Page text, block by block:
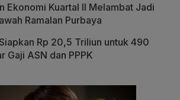
Ekonomi Kuartal II Melambat Jadi
Ramalan Purbaya
Rp 20,5 Triliun untuk 490
Gaji ASN dan PPPK